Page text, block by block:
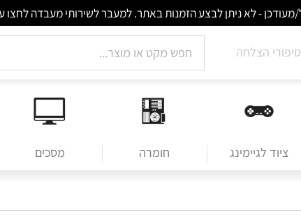
סיפורי הצלחה
ציוד לגיימינג חומרה מסכים